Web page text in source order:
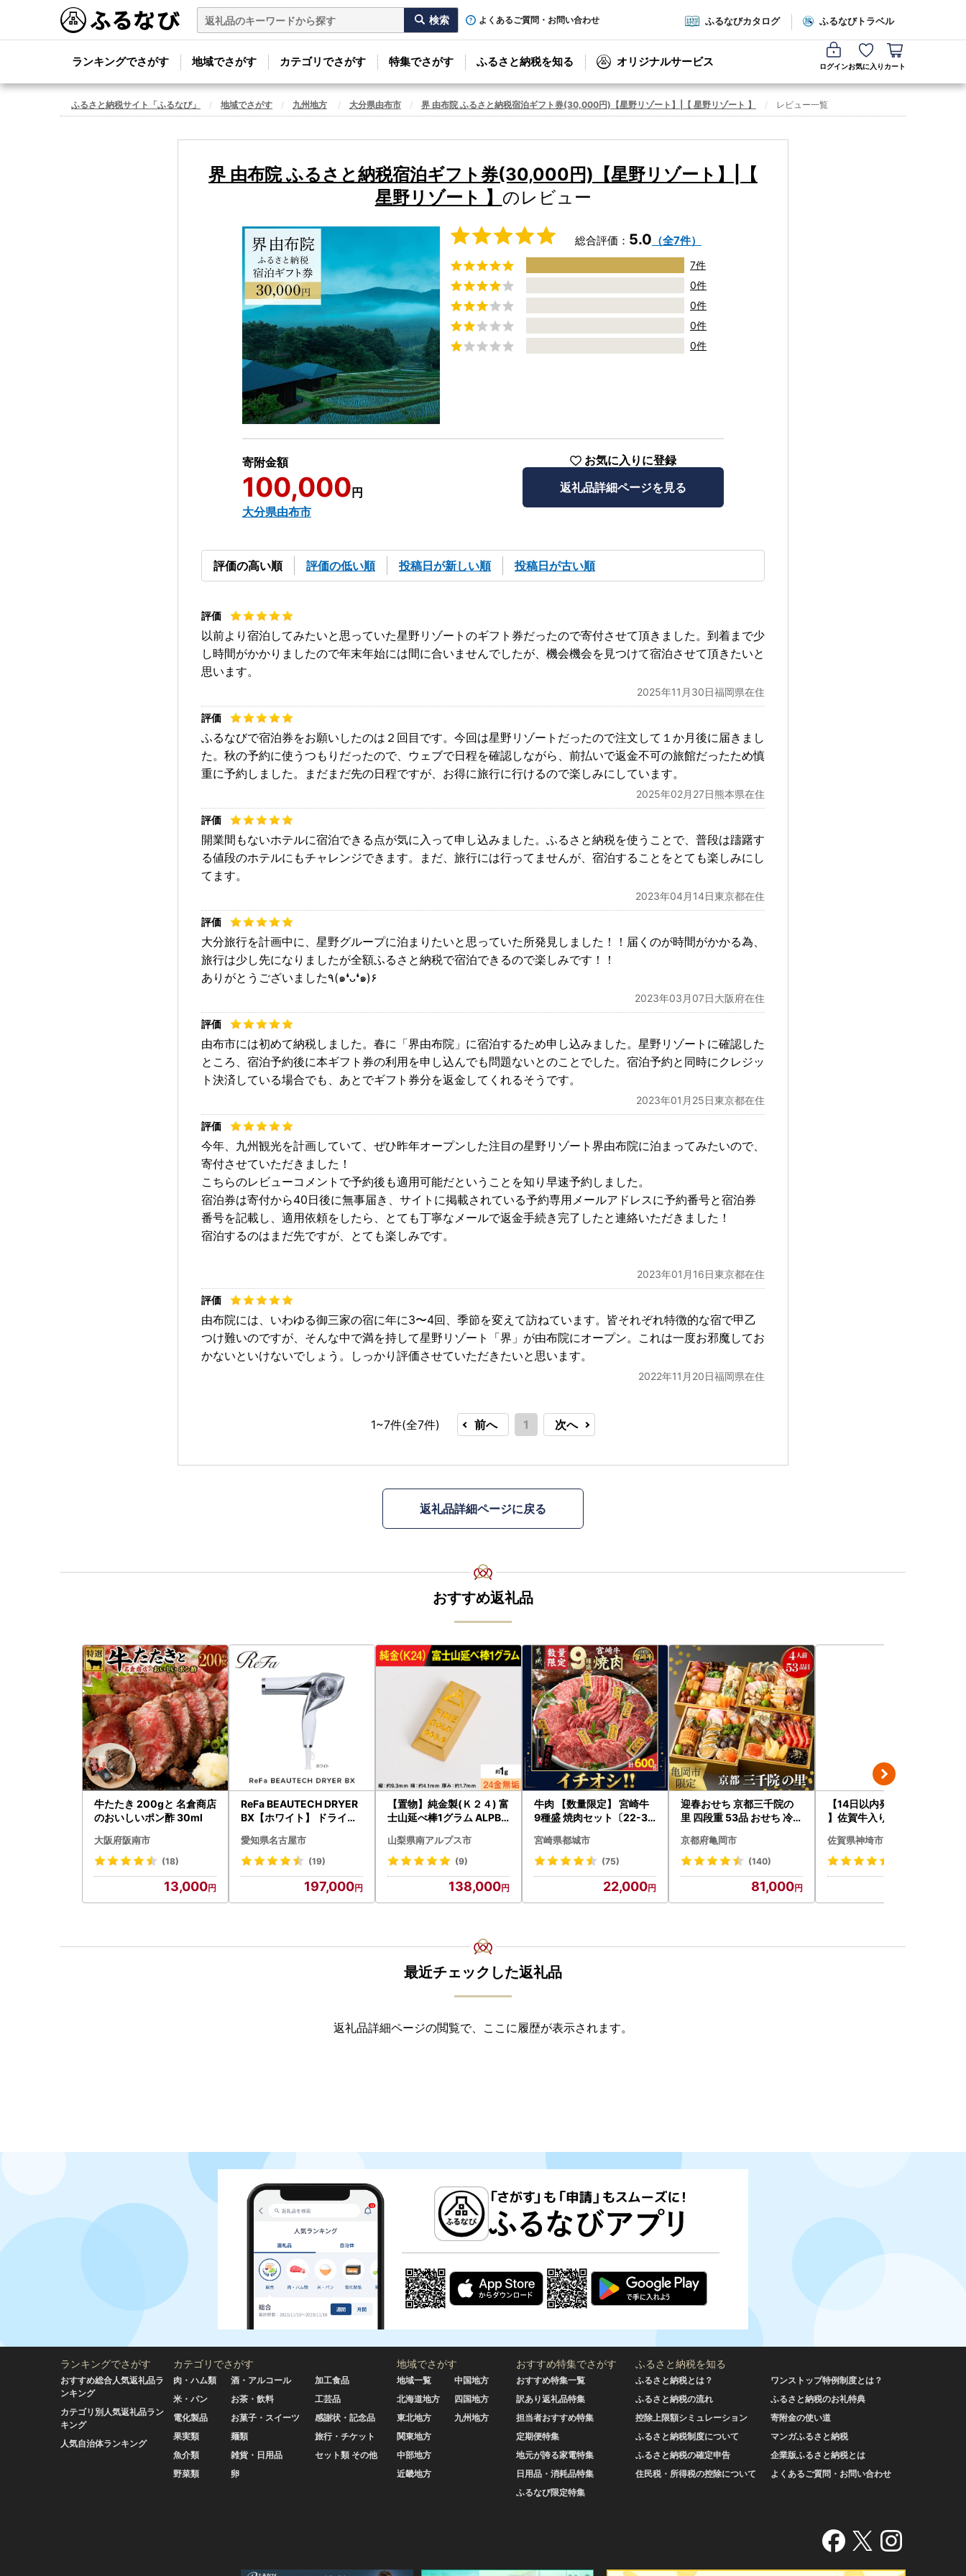
よくあるご質問・お問い合わせ ふるなびカタログ ふるなびトラベル
ランキングでさがす 地域でさがす カテゴリでさがす 特集でさがす ふるさと納税を知る オリジナルサービス ログインお気に入り カート
ふるさと納税サイト「ふるなび」 地域でさがす 九州地方 大分県由布市 界 由布院 ふるさと納税宿泊ギフト券(30,000円)【星野リゾート】|【 星野リゾート 】 レビュー一覧
界 由布院 ふるさと納税宿泊ギフト券(30,000円)【星野リゾート】|【
星野リゾート 】 のレビュー
総合評価： 5.0 （全7件）
7件
0件
0件
0件
0件
寄附金額
100,000 円
大分県由布市
お気に入りに登録
返礼品詳細ページを見る
評価の高い順 評価の低い順 投稿日が新しい順 投稿日が古い順
以前より宿泊してみたいと思っていた星野リゾートのギフト券だったので寄付させて頂きました。到着まで少
し時間がかかりましたので年末年始には間に合いませんでしたが、機会機会を見つけて宿泊させて頂きたいと
思います。
2025年11月30日福岡県在住
ふるなびで宿泊券をお願いしたのは２回目です。今回は星野リゾートだったので注文して１か月後に届きまし
た。秋の予約に使うつもりだったので、ウェブで日程を確認しながら、前払いで返金不可の旅館だったため慎
重に予約しました。まだまだ先の日程ですが、お得に旅行に行けるので楽しみにしています。
2025年02月27日熊本県在住
開業間もないホテルに宿泊できる点が気に入って申し込みました。ふるさと納税を使うことで、普段は躊躇す
る値段のホテルにもチャレンジできます。まだ、旅行には行ってませんが、宿泊することをとても楽しみにし
てます。
2023年04月14日東京都在住
大分旅行を計画中に、星野グループに泊まりたいと思っていた所発見しました！！届くのが時間がかかる為、
旅行は少し先になりましたが全額ふるさと納税で宿泊できるので楽しみです！！
ありがとうございました٩(๑❛ᴗ❛๑)۶
2023年03月07日大阪府在住
由布市には初めて納税しました。春に「界由布院」に宿泊するため申し込みました。星野リゾートに確認した
ところ、宿泊予約後に本ギフト券の利用を申し込んでも問題ないとのことでした。宿泊予約と同時にクレジッ
ト決済している場合でも、あとでギフト券分を返金してくれるそうです。
2023年01月25日東京都在住
今年、九州観光を計画していて、ぜひ昨年オープンした注目の星野リゾート界由布院に泊まってみたいので、
寄付させていただきました！
こちらのレビューコメントで予約後も適用可能だということを知り早速予約しました。
宿泊券は寄付から40日後に無事届き、サイトに掲載されている予約専用メールアドレスに予約番号と宿泊券
番号を記載し、適用依頼をしたら、とても丁寧なメールで返金手続き完了したと連絡いただきました！
宿泊するのはまだ先ですが、とても楽しみです。
2023年01月16日東京都在住
由布院には、いわゆる御三家の宿に年に3〜4回、季節を変えて訪ねています。皆それぞれ特徴的な宿で甲乙
つけ難いのですが、そんな中で満を持して星野リゾート「界」が由布院にオープン。これは一度お邪魔してお
かないといけないでしょう。しっかり評価させていただきたいと思います。
2022年11月20日福岡県在住
1~7件(全7件) 前へ 1 次へ
返礼品詳細ページに戻る
おすすめ返礼品
牛たたき 200gと 名倉商店
のおいしいポン酢 30ml
大阪府阪南市
(18)
13,000
ReFa BEAUTECH DRYER
BX【ホワイト】 ドライヤ
ファ
愛知県名古屋市
(19)
197,000
【置物】純金製(Ｋ２４) 富
士山延べ棒1グラム ALPBK
山梨県南アルプス市
(9)
138,000
牛肉 【数量限定】 宮崎牛
9種盛 焼肉セット〔22-31
シ!! 牛肉
宮崎県都城市
(75)
22,000
迎春おせち 京都三千院の
里 四段重 53品 おせち 冷蔵
京都府亀岡市
(140)
81,000
【14日以内発送！数量限定
】佐賀牛入り ハンバーグ 2
083106)
佐賀県神埼市
最近チェックした返礼品
返礼品詳細ページの閲覧で、ここに履歴が表示されます。
ランキングでさがす
おすすめ総合人気返礼品ラ
ンキング
カテゴリ別人気返礼品ラン
キング
人気自治体ランキング
カテゴリでさがす
肉・ハム類
米・パン
電化製品
果実類
魚介類
野菜類
酒・アルコール
お茶・飲料
お菓子・スイーツ
麺類
雑貨・日用品
卵
加工食品
工芸品
感謝状・記念品
旅行・チケット
セット類 その他
地域でさがす
地域一覧
北海道地方
東北地方
関東地方
中部地方
近畿地方
中国地方
四国地方
九州地方
おすすめ特集でさがす
おすすめ特集一覧
訳あり返礼品特集
担当者おすすめ特集
定期便特集
地元が誇る家電特集
日用品・消耗品特集
ふるなび限定特集
ふるさと納税を知る
ふるさと納税とは？
ふるさと納税の流れ
控除上限額シミュレーション
ふるさと納税制度について
ふるさと納税の確定申告
住民税・所得税の控除について
ワンストップ特例制度とは？
ふるさと納税のお礼特典
寄附金の使い道
マンガふるさと納税
企業版ふるさと納税とは
よくあるご質問・お問い合わせ